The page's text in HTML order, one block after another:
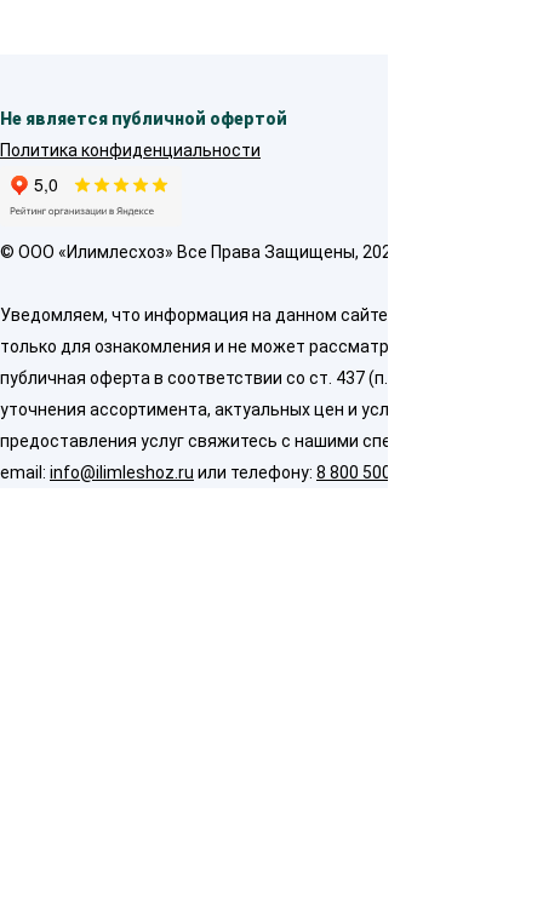
Не является публичной офертой
Политика конфиденциальности
© OOO «Илимлесхоз» Все Права Защищены, 2026
Уведомляем, что информация на данном сайте предназначена
только для ознакомления и не может рассматриваться как
публичная оферта в соответствии со ст. 437 (п. 2) ГК РФ. Для
уточнения ассортимента, актуальных цен и условий
предоставления услуг свяжитесь с нашими специалистами по
email: info@ilimleshoz.ru или телефону: 8 800 500 5437